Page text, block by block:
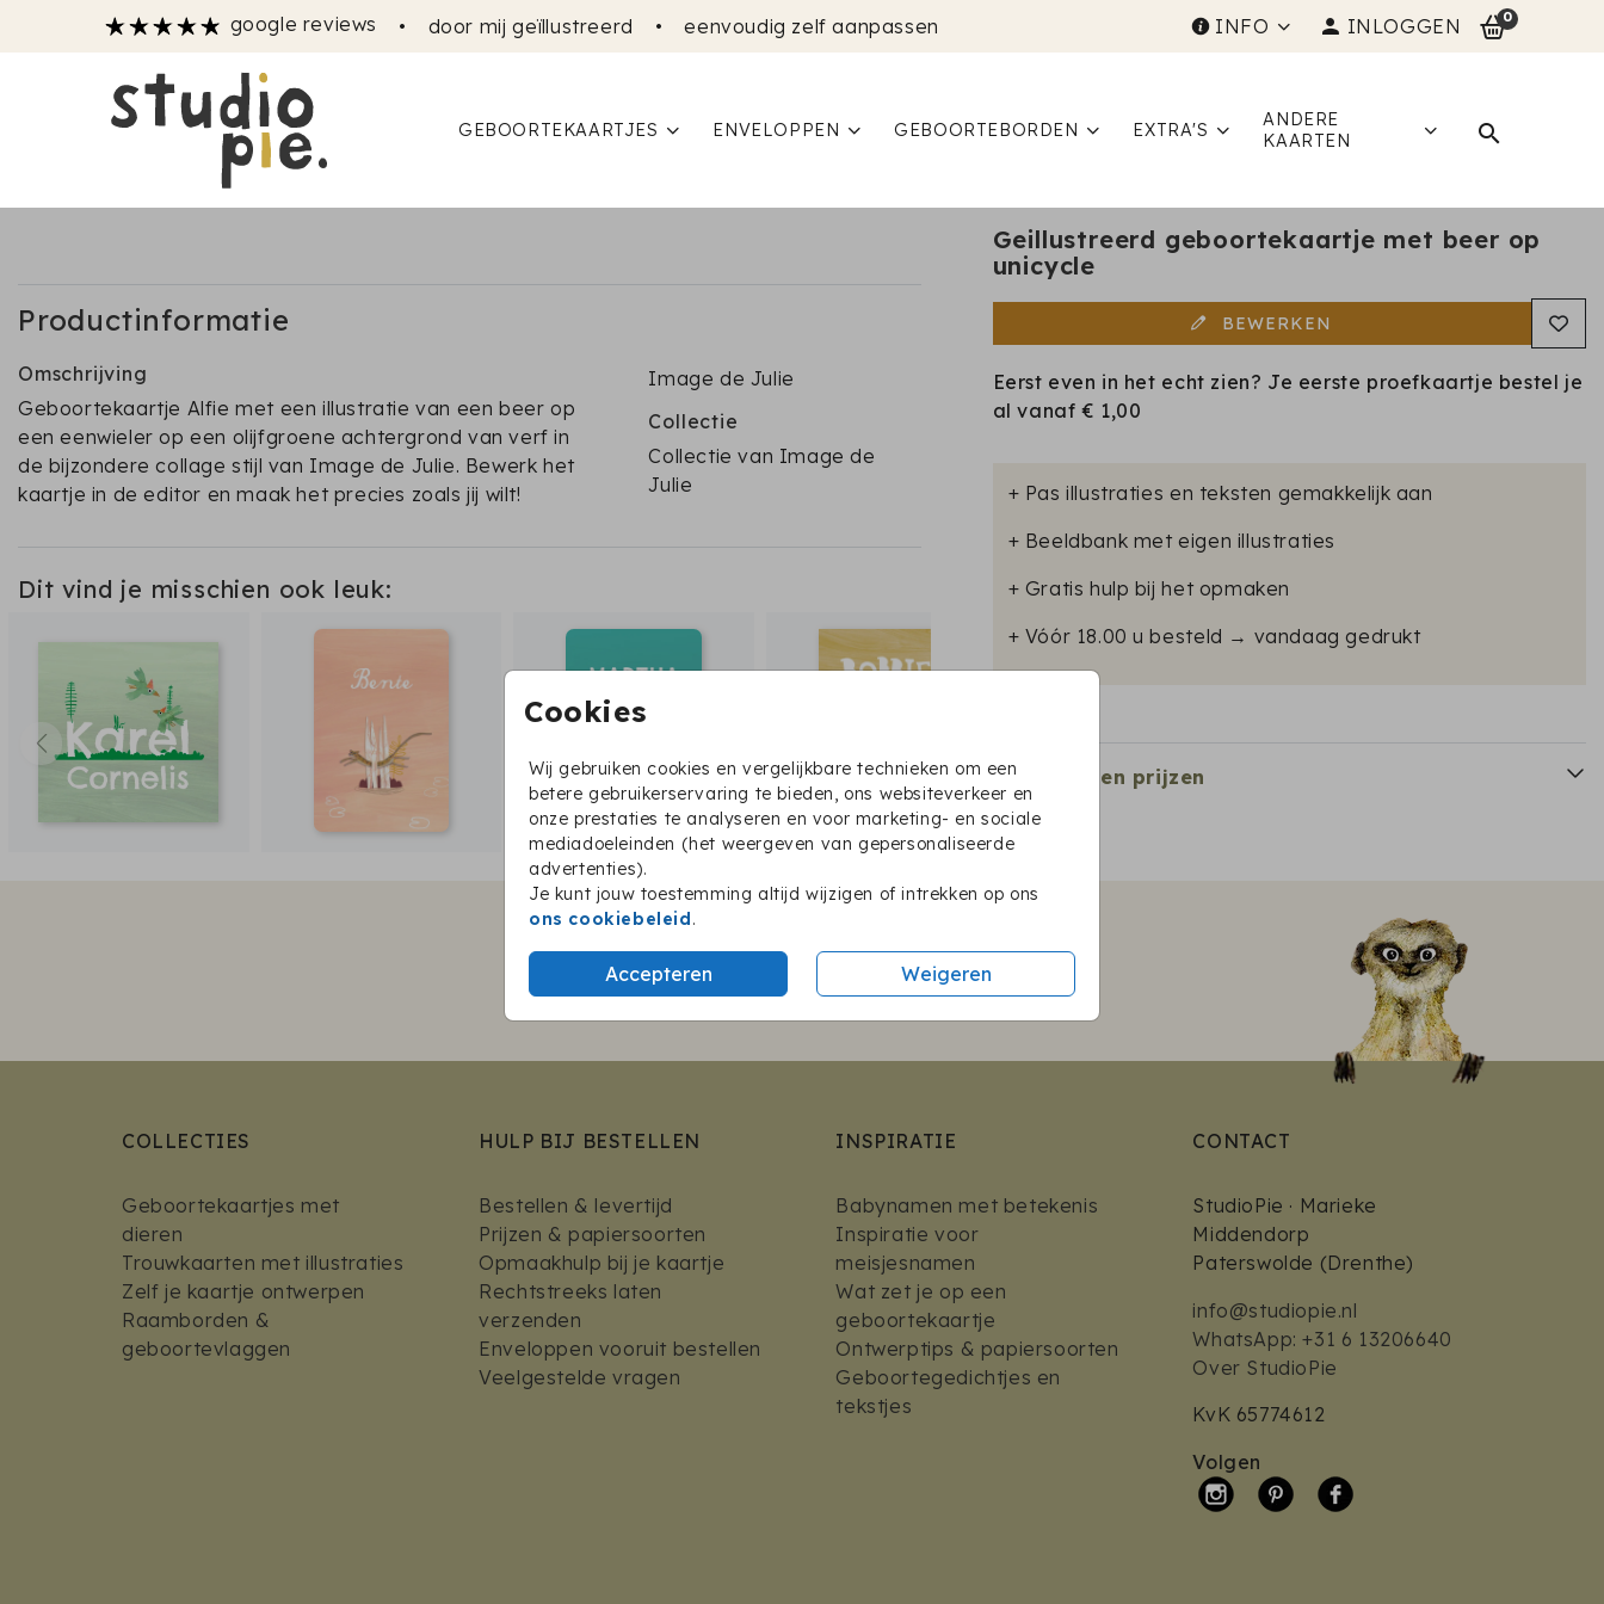
google reviews • door mij geïllustreerd • eenvoudig zelf aanpassen INFO INLOGGEN 0
GEBOORTEKAARTJES ENVELOPPEN GEBOORTEBORDEN EXTRA'S
ANDERE
KAARTEN
Cookies
Wij gebruiken cookies en vergelijkbare technieken om een
betere gebruikerservaring te bieden, ons websiteverkeer en
onze prestaties te analyseren en voor marketing- en sociale
mediadoeleinden (het weergeven van gepersonaliseerde
advertenties).
Je kunt jouw toestemming altijd wijzigen of intrekken op ons
ons cookiebeleid.
Accepteren Weigeren
Productinformatie
Omschrijving
Geboortekaartje Alfie met een illustratie van een beer op
een eenwieler op een olijfgroene achtergrond van verf in
de bijzondere collage stijl van Image de Julie. Bewerk het
kaartje in de editor en maak het precies zoals jij wilt!
Image de Julie
Collectie
Collectie van Image de
Julie
Dit vind je misschien ook leuk:
Geillustreerd geboortekaartje met beer op
unicycle
BEWERKEN
Eerst even in het echt zien? Je eerste proefkaartje bestel je
al vanaf € 1,00
+ Pas illustraties en teksten gemakkelijk aan
+ Beeldbank met eigen illustraties
+ Gratis hulp bij het opmaken
+ Vóór 18.00 u besteld → vandaag gedrukt
Formaten en prijzen
BESTEL EEN PROEFKAARTJE
COLLECTIES
Geboortekaartjes met
dieren
Trouwkaarten met illustraties
Zelf je kaartje ontwerpen
Raamborden &
geboortevlaggen
HULP BIJ BESTELLEN
Bestellen & levertijd
Prijzen & papiersoorten
Opmaakhulp bij je kaartje
Rechtstreeks laten
verzenden
Enveloppen vooruit bestellen
Veelgestelde vragen
INSPIRATIE
Babynamen met betekenis
Inspiratie voor
meisjesnamen
Wat zet je op een
geboortekaartje
Ontwerptips & papiersoorten
Geboortegedichtjes en
tekstjes
CONTACT
StudioPie · Marieke
Middendorp
Paterswolde (Drenthe)
info@studiopie.nl
WhatsApp: +31 6 13206640
Over StudioPie
KvK 65774612
Volgen